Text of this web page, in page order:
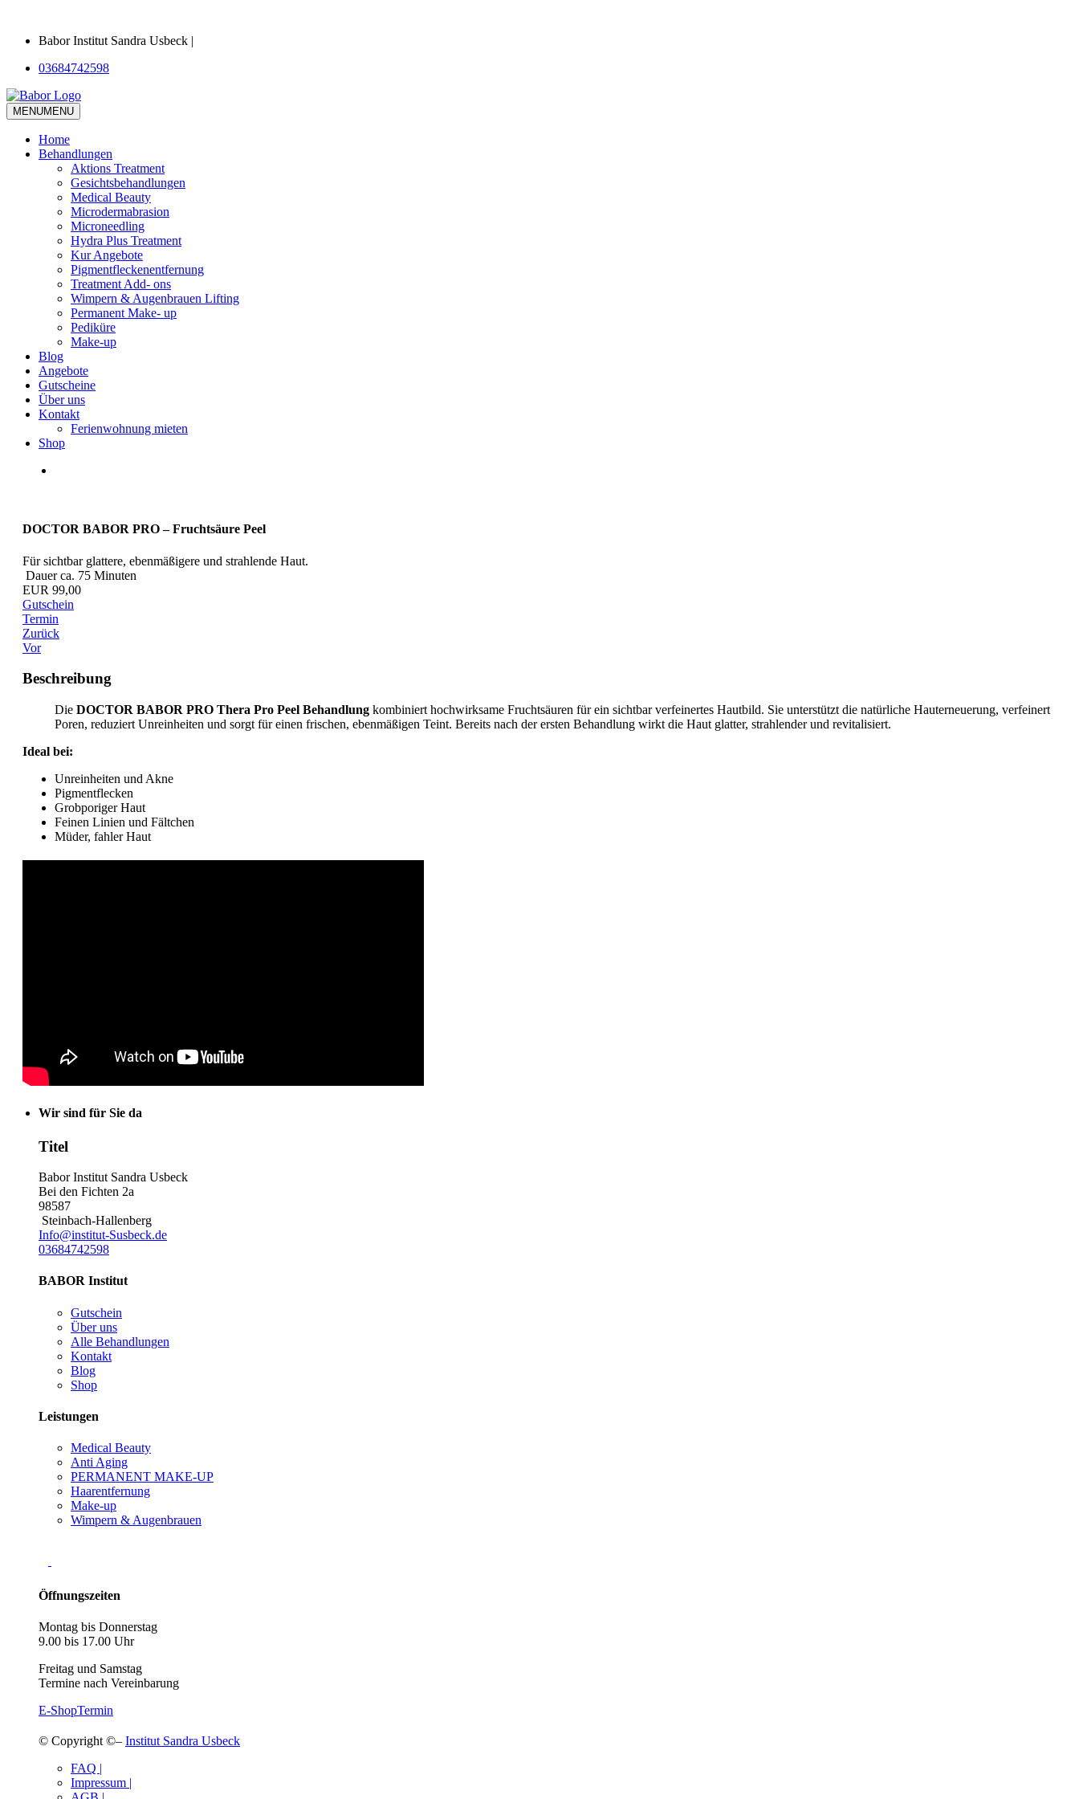
Babor Institut Sandra Usbeck |
03684742598
MENUMENU
Home
Behandlungen
Aktions Treatment
Gesichtsbehandlungen
Medical Beauty
Microdermabrasion
Microneedling
Hydra Plus Treatment
Kur Angebote
Pigmentfleckenentfernung
Treatment Add- ons
Wimpern & Augenbrauen Lifting
Permanent Make- up
Pediküre
Make-up
Blog
Angebote
Gutscheine
Über uns
Kontakt
Ferienwohnung mieten
Shop
DOCTOR BABOR PRO – Fruchtsäure Peel
Für sichtbar glattere, ebenmäßigere und strahlende Haut.
Dauer ca. 75 Minuten
EUR 99,00
Gutschein
Termin
Zurück
Vor
Beschreibung
Die DOCTOR BABOR PRO Thera Pro Peel Behandlung kombiniert hochwirksame Fruchtsäuren für ein sichtbar verfeinertes Hautbild. Sie unterstützt die natürliche Hauterneuerung, verfeinert
Poren, reduziert Unreinheiten und sorgt für einen frischen, ebenmäßigen Teint. Bereits nach der ersten Behandlung wirkt die Haut glatter, strahlender und revitalisiert.
Ideal bei:
Unreinheiten und Akne
Pigmentflecken
Grobporiger Haut
Feinen Linien und Fältchen
Müder, fahler Haut
Wir sind für Sie da
Titel
Babor Institut Sandra Usbeck
Bei den Fichten 2a
98587
Steinbach-Hallenberg
Info@institut-Susbeck.de
03684742598
BABOR Institut
Gutschein
Über uns
Alle Behandlungen
Kontakt
Blog
Shop
Leistungen
Medical Beauty
Anti Aging
PERMANENT MAKE-UP
Haarentfernung
Make-up
Wimpern & Augenbrauen
Öffnungszeiten
Montag bis Donnerstag
9.00 bis 17.00 Uhr
Freitag und Samstag
Termine nach Vereinbarung
E-ShopTermin
© Copyright ©– Institut Sandra Usbeck
FAQ |
Impressum |